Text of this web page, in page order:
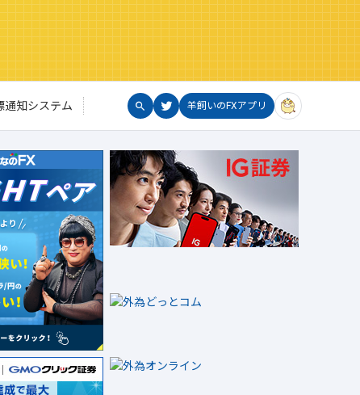
通知システム 羊飼いのFXアプリ